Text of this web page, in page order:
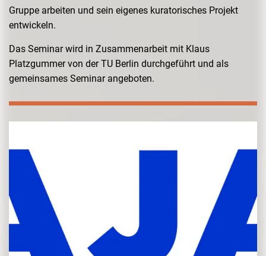
Gruppe arbeiten und sein eigenes kuratorisches Projekt
entwickeln.
Das Seminar wird in Zusammenarbeit mit Klaus
Platzgummer von der TU Berlin durchgeführt und als
gemeinsames Seminar angeboten.